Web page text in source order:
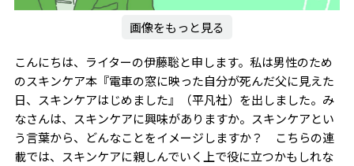
画像をもっと見る
こんにちは、ライターの伊藤聡と申します。私は男性のため
のスキンケア本『電車の窓に映った自分が死んだ父に見えた
日、スキンケアはじめました』（平凡社）を出しました。み
なさんは、スキンケアに興味がありますか。スキンケアとい
う言葉から、どんなことをイメージしますか？ こちらの連
載では、スキンケアに親しんでいく上で役に立つかもしれな